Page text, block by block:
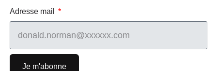
Adresse mail
Je m'abonne